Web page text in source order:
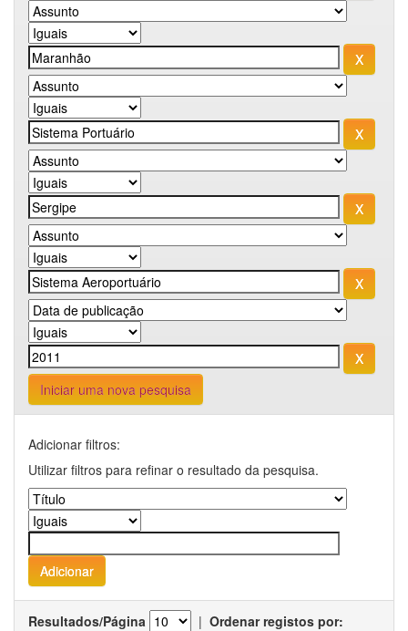
Iniciar uma nova pesquisa
Adicionar filtros:
Utilizar filtros para refinar o resultado da pesquisa.
Resultados/Página | Ordenar registos por: